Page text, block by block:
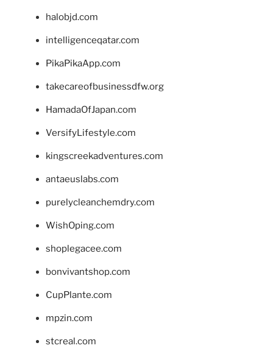
halobjd.com
intelligenceqatar.com
PikaPikaApp.com
takecareofbusinessdfw.org
HamadaOfJapan.com
VersifyLifestyle.com
kingscreekadventures.com
antaeuslabs.com
purelycleanchemdry.com
WishOping.com
shoplegacee.com
bonvivantshop.com
CupPlante.com
mpzin.com
stcreal.com